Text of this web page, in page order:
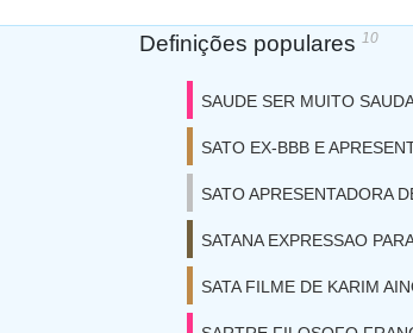
Definições populares 10
SAUDE SER MUITO
SATO EX-BBB E
SATO APRESENTADORA
SATANA EXPRESSAO
SATA FILME DE KARIM